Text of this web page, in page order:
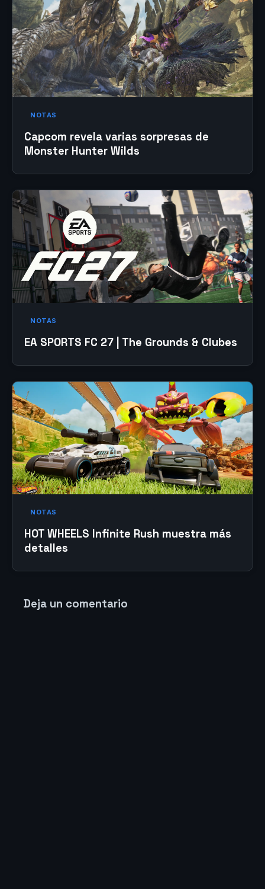
NOTAS
Capcom revela varias sorpresas de
Monster Hunter Wilds
NOTAS
EA SPORTS FC 27 | The Grounds & Clubes
NOTAS
HOT WHEELS Infinite Rush muestra más
detalles
Deja un comentario